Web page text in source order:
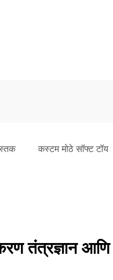
कस्टम मोठे सॉफ्ट टॉय
तंत्रज्ञान आणि